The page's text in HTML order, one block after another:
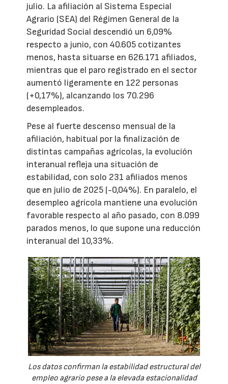
julio. La afiliación al Sistema Especial
Agrario (SEA) del Régimen General de la
Seguridad Social descendió un 6,09%
respecto a junio, con 40.605 cotizantes
menos, hasta situarse en 626.171 afiliados,
mientras que el paro registrado en el sector
aumentó ligeramente en 122 personas
(+0,17%), alcanzando los 70.296
desempleados.
Pese al fuerte descenso mensual de la
afiliación, habitual por la finalización de
distintas campañas agrícolas, la evolución
interanual refleja una situación de
estabilidad, con solo 231 afiliados menos
que en julio de 2025 (-0,04%). En paralelo, el
desempleo agrícola mantiene una evolución
favorable respecto al año pasado, con 8.099
parados menos, lo que supone una reducción
interanual del 10,33%.
Los datos confirman la estabilidad estructural del
empleo agrario pese a la elevada estacionalidad